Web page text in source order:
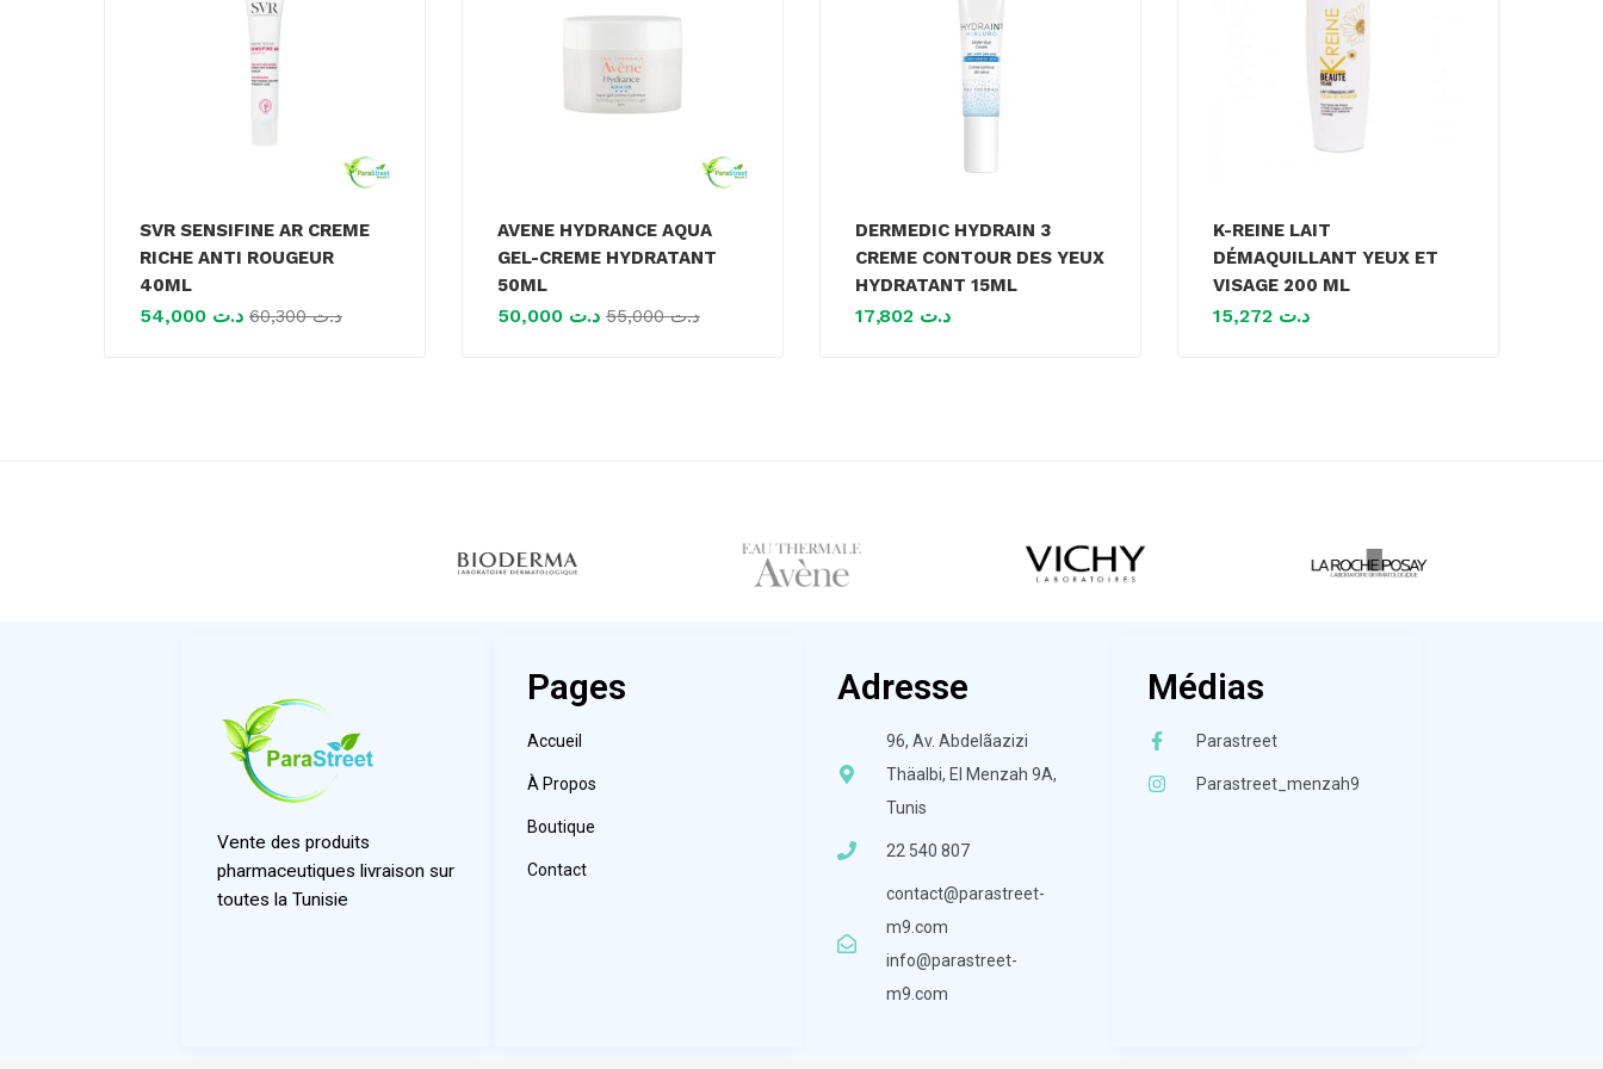
SVR SENSIFINE AR CREME
RICHE ANTI ROUGEUR
40ML
د.ت د.ت60,300
AVENE HYDRANCE AQUA
GEL-CREME HYDRATANT
50ML
د.ت د.ت55,000
DERMEDIC HYDRAIN 3
CREME CONTOUR DES YEUX
HYDRATANT 15ML
د.ت
K-REINE LAIT
DÉMAQUILLANT YEUX ET
VISAGE 200 ML
د.ت
Vente des produits
pharmaceutiques livraison sur
toutes la Tunisie
Pages
Accueil
À Propos
Boutique
Contact
Adresse
96, Av. Abdelãazizi
Thäalbi, El Menzah 9A,
Tunis
22 540 807
contact@parastreet-
m9.com
info@parastreet-
m9.com
Médias
Parastreet
Parastreet_menzah9